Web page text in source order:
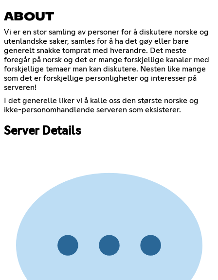
ABOUT
Vi er en stor samling av personer for å diskutere norske og
utenlandske saker, samles for å ha det gøy eller bare
generelt snakke tomprat med hverandre. Det meste
foregår på norsk og det er mange forskjellige kanaler med
forskjellige temaer man kan diskutere. Nesten like mange
som det er forskjellige personligheter og interesser på
serveren!
I det generelle liker vi å kalle oss den største norske og
ikke-personomhandlende serveren som eksisterer.
Server Details